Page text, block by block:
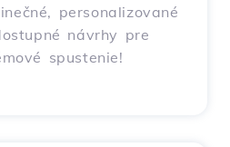
personalizované
návrhy pre
spustenie!